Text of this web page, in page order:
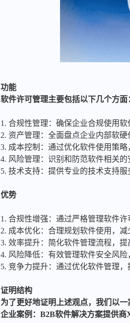
功能
软件许可管理主要包括以下几个方面
1. 合规性管理：确保企业合规使用
2. 资产管理：全面盘点企业内部软
3. 成本控制：通过优化软件使用策
4. 风险管理：识别和防范软件相关的
5. 技术支持：提供专业的技术支持
优势
1. 合规性增强：通过严格管理软件
2. 成本优化：合理规划软件使用，
3. 效率提升：简化软件管理流程，
4. 风险降低：有效管理软件安全风
5. 竞争力提升：通过优化软件管理
证明结构
为了更好地证明上述观点，我们以一
企业案例：B2B软件解决方案提供商